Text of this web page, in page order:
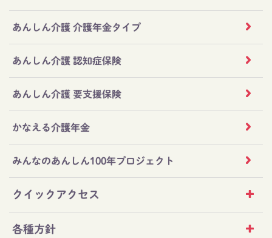
あんしん介護 介護年金タイプ
あんしん介護 認知症保険
あんしん介護 要支援保険
かなえる介護年金
みんなのあんしん100年プロジェクト
クイックアクセス
各種方針